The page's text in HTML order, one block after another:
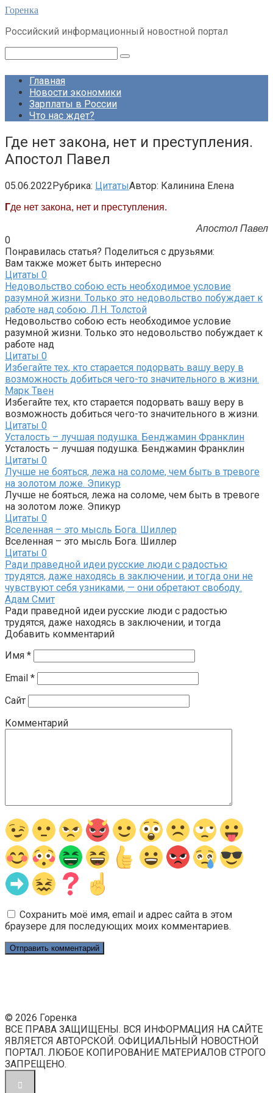
Перейти
контенту
Горенка
Российский информационный новостной портал
Главная
Новости экономики
Зарплаты в России
Что нас ждет?
Где нет закона, нет и преступления.
Апостол Павел
05.06.2022Рубрика: ЦитатыАвтор: Калинина Елена
Где нет закона, нет и преступления.
Апостол Павел
0
Понравилась статья? Поделиться с друзьями:
Вам также может быть интересно
Цитаты 0
Недовольство собою есть необходимое условие
разумной жизни. Только это недовольство побуждает к
работе над собою. Л.Н. Толстой
Недовольство собою есть необходимое условие
разумной жизни. Только это недовольство побуждает к
работе над
Цитаты 0
Избегайте тех, кто старается подорвать вашу веру в
возможность добиться чего-то значительного в жизни.
Марк Твен
Избегайте тех, кто старается подорвать вашу веру в
возможность добиться чего-то значительного в жизни.
Цитаты 0
Усталость – лучшая подушка. Бенджамин Франклин
Усталость – лучшая подушка. Бенджамин Франклин
Цитаты 0
Лучше не бояться, лежа на соломе, чем быть в тревоге
на золотом ложе. Эпикур
Лучше не бояться, лежа на соломе, чем быть в тревоге
на золотом ложе. Эпикур
Цитаты 0
Вселенная – это мысль Бога. Шиллер
Вселенная – это мысль Бога. Шиллер
Цитаты 0
Ради праведной идеи русские люди с радостью
трудятся, даже находясь в заключении, и тогда они не
чувствуют себя узниками, — они обретают свободу.
Адам Смит
Ради праведной идеи русские люди с радостью
трудятся, даже находясь в заключении, и тогда
Добавить комментарий
Имя *
Email *
Сайт
Комментарий
Сохранить моё имя, email и адрес сайта в этом
браузере для последующих моих комментариев.
© 2026 Горенка
ВСЕ ПРАВА ЗАЩИЩЕНЫ. ВСЯ ИНФОРМАЦИЯ НА САЙТЕ
ЯВЛЯЕТСЯ АВТОРСКОЙ. ОФИЦИАЛЬНЫЙ НОВОСТНОЙ
ПОРТАЛ. ЛЮБОЕ КОПИРОВАНИЕ МАТЕРИАЛОВ СТРОГО
ЗАПРЕЩЕНО.